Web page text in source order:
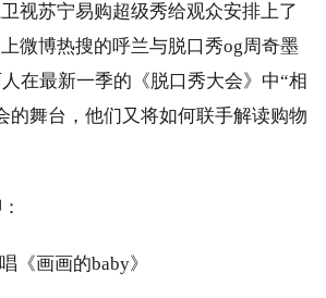
视苏宁易购超级秀给观众安排上了
微博热搜的呼兰与脱口秀og周奇墨
在最新一季的《脱口秀大会》中“相
的舞台，他们又将如何联手解读购物
《画画的baby》